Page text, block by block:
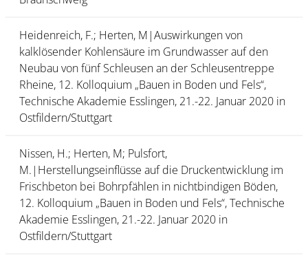
Heidenreich, F.; Herten, M|Auswirkungen von
kalklösender Kohlensäure im Grundwasser auf den
Neubau von fünf Schleusen an der Schleusentreppe
Rheine, 12. Kolloquium „Bauen in Boden und Fels“,
Technische Akademie Esslingen, 21.-22. Januar 2020 in
Ostfildern/Stuttgart
Nissen, H.; Herten, M; Pulsfort,
M.|Herstellungseinflüsse auf die Druckentwicklung im
Frischbeton bei Bohrp­fählen in nichtbindigen Böden,
12. Kolloquium „Bauen in Boden und Fels“, Technische
Akademie Esslingen, 21.-22. Januar 2020 in
Ostfildern/Stuttgart